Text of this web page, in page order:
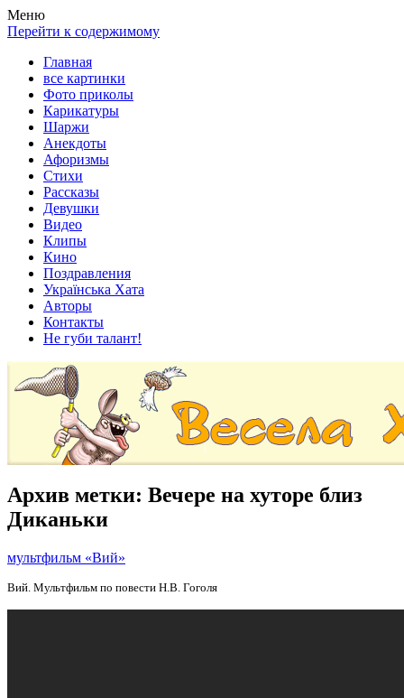
Весела хата — прикольные картинки, смешные истории,
клипы!
Покажем всем ваши фото приколы, карикатуры, шаржи, стихи,
рассказы, видео и песни!
Меню
Перейти к содержимому
Главная
все картинки
Фото приколы
Карикатуры
Шаржи
Анекдоты
Афоризмы
Стихи
Рассказы
Девушки
Видео
Клипы
Кино
Поздравления
Українська Хата
Авторы
Контакты
Не губи талант!
Архив метки: Вечере на хуторе близ
Диканьки
мультфильм «Вий»
Вий. Мультфильм по повести Н.В. Гоголя